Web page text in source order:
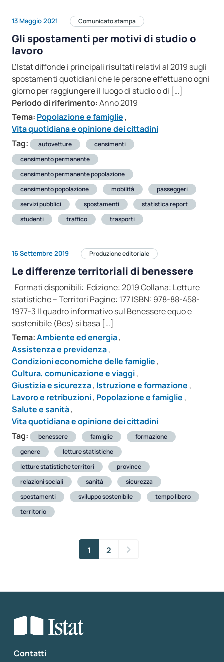
13 Maggio 2021 Comunicato stampa
Gli spostamenti per motivi di studio o
lavoro
L’Istat diffonde i principali risultati relativi al 2019 sugli
spostamenti quotidiani che le persone effettuano ogni
giorno per raggiungere il luogo di studio o di […]
Periodo di riferimento:Anno 2019
Tema: Popolazione e famiglie ,
Vita quotidiana e opinione dei cittadini
Tag:
autovetture
censimenti
censimento permanente
censimento permanente popolazione
censimento popolazione
mobilità
passeggeri
servizi pubblici
spostamenti
statistica report
studenti
traffico trasporti
16 Settembre 2019 Produzione editoriale
Le differenze territoriali di benessere
Formati disponibili: Edizione: 2019 Collana: Letture
statistiche – Territori Pagine: 177 ISBN: 978-88-458-
1977-3 Il quadro informativo sul Benessere equo e
sostenibile (Bes) si basa […]
Tema:Ambiente ed energia,
Assistenza e previdenza,
Condizioni economiche delle famiglie ,
Cultura, comunicazione e viaggi,
Giustizia e sicurezza, Istruzione e formazione ,
Lavoro e retribuzioni, Popolazione e famiglie ,
Salute e sanità,
Vita quotidiana e opinione dei cittadini
Tag:
benessere famiglie
formazione
genere
letture statistiche
letture statistiche territori
province
relazioni sociali
sanità
sicurezza
spostamenti
sviluppo sostenibile
tempo libero
territorio
1 2
Contatti